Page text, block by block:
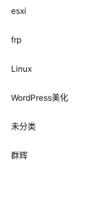
esxi
frp
Linux
WordPress美化
未分类
群辉